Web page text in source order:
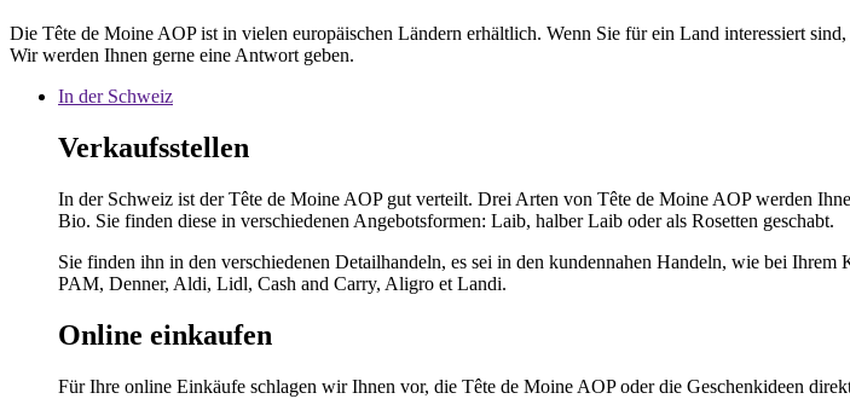
Die Tête de Moine AOP ist in vielen europäischen Ländern erhältlich. Wenn Sie für ein Land interessiert
Wir werden Ihnen gerne eine Antwort geben.
In der Schweiz
Verkaufsstellen
In der Schweiz ist der Tête de Moine AOP gut verteilt. Drei Arten von Tête de Moine AOP werden
Bio. Sie finden diese in verschiedenen Angebotsformen: Laib, halber Laib oder als Rosetten geschabt.
Sie finden ihn in den verschiedenen Detailhandeln, es sei in den kundennahen Handeln, wie bei
PAM, Denner, Aldi, Lidl, Cash and Carry, Aligro et Landi.
Online einkaufen
Für Ihre online Einkäufe schlagen wir Ihnen vor, die Tête de Moine AOP oder die Geschenkideen